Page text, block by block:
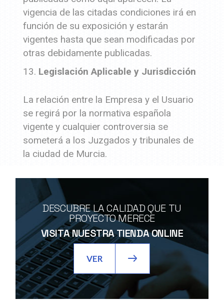
vigencia de las citadas condiciones irá en
función de su exposición y estarán
vigentes hasta que sean modificadas por
otras debidamente publicadas.
Legislación Aplicable y Jurisdicción
La relación entre la Empresa y el Usuario
se regirá por la normativa española
vigente y cualquier controversia se
someterá a los Juzgados y tribunales de
la ciudad de Murcia.
DESCUBRE LA CALIDAD QUE TU
PROYECTO MERECE
VISITA NUESTRA TIENDA ONLINE
VER